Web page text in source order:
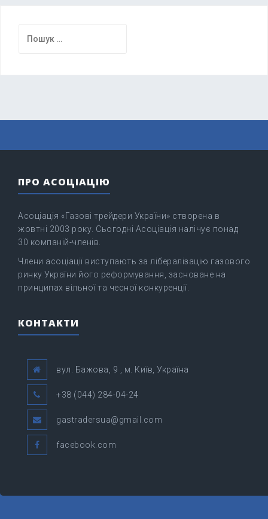
ПРО АСОЦІАЦІЮ
Асоціація «Газові трейдери України» створена в
жовтні 2003 року. Сьогодні Асоціація налічує понад
30 компаній-членів.
Члени асоціації виступають за лібералізацію газового
ринку України його реформування, засноване на
принципах вільної та чесної конкуренції.
КОНТАКТИ
вул. Бажова, 9 , м. Київ, Україна
+38 (044) 284-04-24
gastradersua@gmail.com
facebook.com